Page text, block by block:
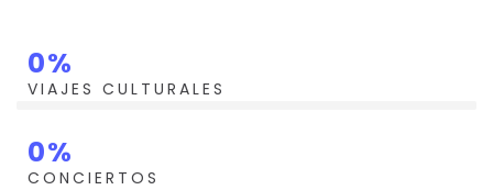
0%
VIAJES CULTURALES
0%
CONCIERTOS